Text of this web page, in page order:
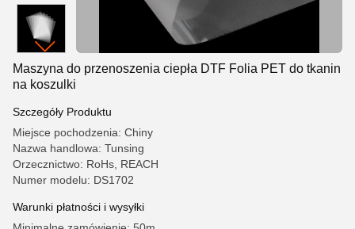
Maszyna do przenoszenia ciepła DTF Folia PET do tkanin
na koszulki
Szczegóły Produktu
Miejsce pochodzenia: Chiny
Nazwa handlowa: Tunsing
Orzecznictwo: RoHs, REACH
Numer modelu: DS1702
Warunki płatności i wysyłki